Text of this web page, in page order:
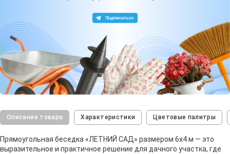
Описание товара Характеристики Цветовые палитры
Прямоугольная беседка «ЛЕТНИЙ САД» размером 6х4 м — это
выразительное и практичное решение для дачного участка, где